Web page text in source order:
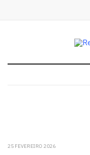
25 FEVEREIRO 2026